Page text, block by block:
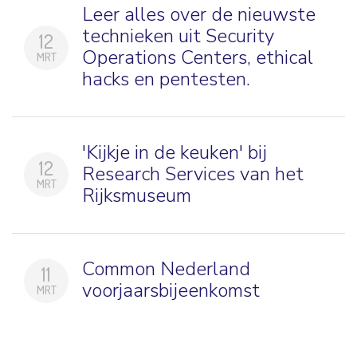
12
MRT
Leer alles over de nieuwste
technieken uit Security
Operations Centers, ethical
hacks en pentesten.
12
MRT
'Kijkje in de keuken' bij
Research Services van het
Rijksmuseum
11
MRT
Common Nederland
voorjaarsbijeenkomst